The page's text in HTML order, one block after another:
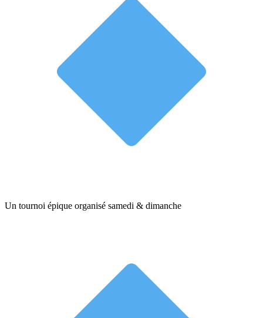
Un tournoi épique organisé samedi & dimanche